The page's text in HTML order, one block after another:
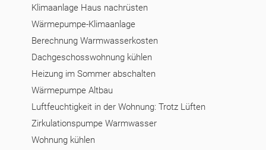
Klimaanlage Haus nachrüsten
Wärmepumpe-Klimaanlage
Berechnung Warmwasserkosten
Dachgeschosswohnung kühlen
Heizung im Sommer abschalten
Wärmepumpe Altbau
Luftfeuchtigkeit in der Wohnung: Trotz Lüften
Zirkulationspumpe Warmwasser
Wohnung kühlen